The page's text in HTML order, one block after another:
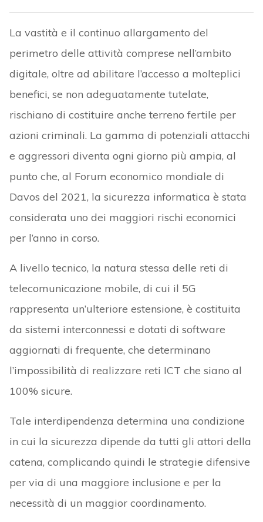
La vastità e il continuo allargamento del
perimetro delle attività comprese nell’ambito
digitale, oltre ad abilitare l’accesso a molteplici
benefici, se non adeguatamente tutelate,
rischiano di costituire anche terreno fertile per
azioni criminali. La gamma di potenziali attacchi
e aggressori diventa ogni giorno più ampia, al
punto che, al Forum economico mondiale di
Davos del 2021, la sicurezza informatica è stata
considerata uno dei maggiori rischi economici
per l’anno in corso.
A livello tecnico, la natura stessa delle reti di
telecomunicazione mobile, di cui il 5G
rappresenta un’ulteriore estensione, è costituita
da sistemi interconnessi e dotati di software
aggiornati di frequente, che determinano
l’impossibilità di realizzare reti ICT che siano al
100% sicure.
Tale interdipendenza determina una condizione
in cui la sicurezza dipende da tutti gli attori della
catena, complicando quindi le strategie difensive
per via di una maggiore inclusione e per la
necessità di un maggior coordinamento.